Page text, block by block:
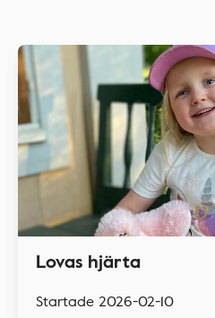
Lovas hjärta
Startade 2026-02-10